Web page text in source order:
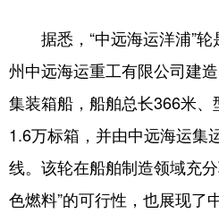
据悉，“中远海运洋浦”轮
州中远海运重工有限公司建
集装箱船，船舶总长366米
1.6万标箱，并由中远海运集
线。该轮在船舶制造领域充
色燃料”的可行性，也展现了